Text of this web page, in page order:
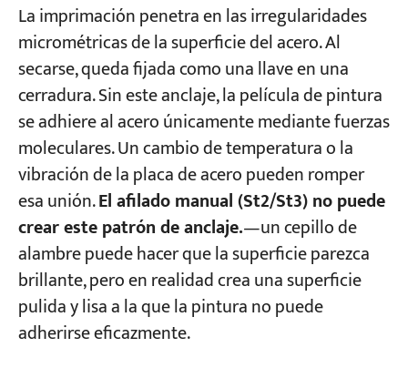
La imprimación penetra en las irregularidades
micrométricas de la superficie del acero. Al
secarse, queda fijada como una llave en una
cerradura. Sin este anclaje, la película de pintura
se adhiere al acero únicamente mediante fuerzas
moleculares. Un cambio de temperatura o la
vibración de la placa de acero pueden romper
esa unión.El afilado manual (St2/St3) no puede
crear este patrón de anclaje.—un cepillo de
alambre puede hacer que la superficie parezca
brillante, pero en realidad crea una superficie
pulida y lisa a la que la pintura no puede
adherirse eficazmente.